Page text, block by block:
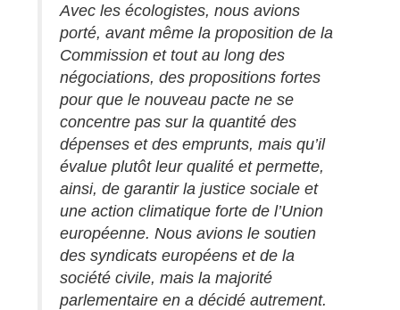
Avec les écologistes, nous avions
porté, avant même la proposition de la
Commission et tout au long des
négociations, des propositions fortes
pour que le nouveau pacte ne se
concentre pas sur la quantité des
dépenses et des emprunts, mais qu’il
évalue plutôt leur qualité et permette,
ainsi, de garantir la justice sociale et
une action climatique forte de l’Union
européenne. Nous avions le soutien
des syndicats européens et de la
société civile, mais la majorité
parlementaire en a décidé autrement.